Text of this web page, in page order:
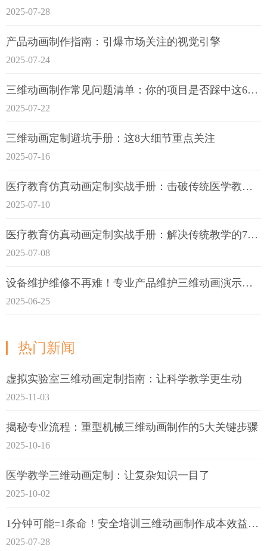
2025-07-28
产品动画制作指南：引爆市场关注的视觉引擎
2025-07-24
三维动画制作常见问题清单：你的项目是否踩中这6大技术雷区？
2025-07-22
三维动画定制避坑手册：这8大细节重点关注
2025-07-16
医疗教育仿真动画定制实战手册：击破传统医学教育7大痛点
2025-07-10
医疗教育仿真动画定制实战手册：解决传统教学的7大痛点
2025-07-08
设备维护维修不再难！专业产品维护三维动画演示定制指南
2025-06-25
热门新闻
虚拟实验室三维动画定制指南：让科学教学更生动
2025-11-03
揭秘专业流程：重型机械三维动画制作的5大关键步骤
2025-10-16
医学教学三维动画定制：让复杂知识一目了
2025-10-02
1分钟可能=1条命！安全培训三维动画制作成本效益深度拆解
2025-07-28